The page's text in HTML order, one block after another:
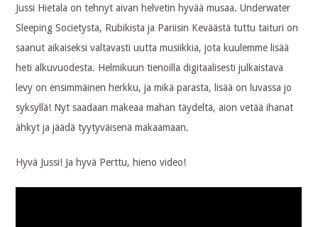
Jussi Hietala on tehnyt aivan helvetin hyvää musaa. Underwater
Sleeping Societysta, Rubikista ja Pariisin Keväästä tuttu taituri on
saanut aikaiseksi valtavasti uutta musiikkia, jota kuulemme lisää
heti alkuvuodesta. Helmikuun tienoilla digitaalisesti julkaistava
levy on ensimmäinen herkku, ja mikä parasta, lisää on luvassa jo
syksyllä! Nyt saadaan makeaa mahan täydeltä, aion vetää ihanat
ähkyt ja jäädä tyytyväisenä makaamaan.
Hyvä Jussi! Ja hyvä Perttu, hieno video!